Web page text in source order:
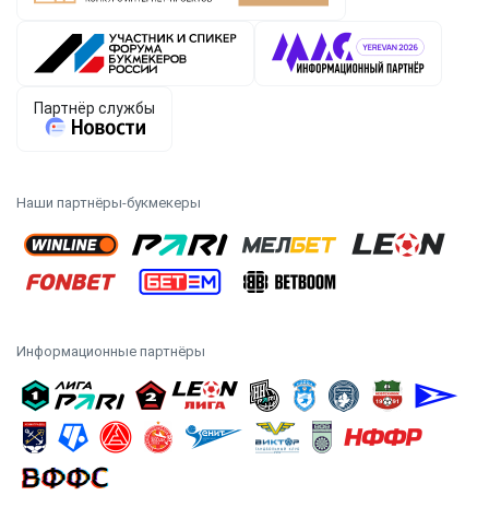
Наши партнёры-букмекеры
Информационные партнёры